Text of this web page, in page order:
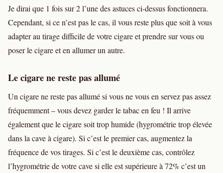
Je dirai que 1 fois sur 2 l’une des astuces ci-dessus fonctionnera.
Cependant, si ce n’est pas le cas, il vous reste plus que soit à vous
adapter au tirage difficile de votre cigare et prendre sur vous ou
poser le cigare et en allumer un autre.
Le cigare ne reste pas allumé
Un cigare ne reste pas allumé si vous ne vous en servez pas assez
fréquemment – vous devez garder le tabac en feu ! Il arrive
également que le cigare soit trop humide (hygrométrie trop élevée
dans la cave à cigare). Si c’est le premier cas, augmentez la
fréquence de vos tirages. Si c’est le deuxième cas, contrôlez
l’hygrométrie de votre cave si elle est supérieure à 72% c’est un